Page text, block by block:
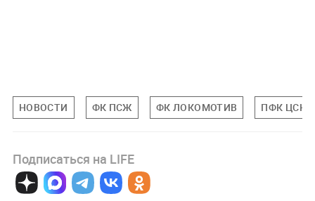
НОВОСТИ ФК ПСЖ ФК ЛОКОМОТИВ ПФК ЦСКА
Подписаться на LIFE